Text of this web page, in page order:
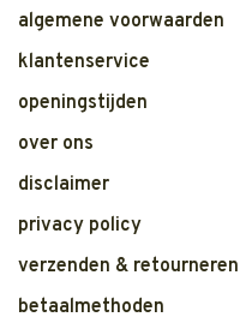
algemene voorwaarden
klantenservice
openingstijden
over ons
disclaimer
privacy policy
verzenden & retourneren
betaalmethoden